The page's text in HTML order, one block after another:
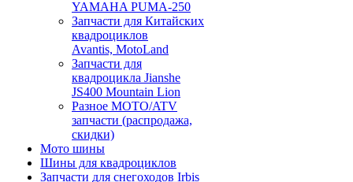
YAMAHA PUMA-250
Запчасти для Китайских
квадроциклов
Avantis, MotoLand
Запчасти для
квадроцикла Jianshe
JS400 Mountain Lion
Разное МОТО/ATV
запчасти (распродажа,
скидки)
Мото шины
Шины для квадроциклов
Запчасти для снегоходов Irbis